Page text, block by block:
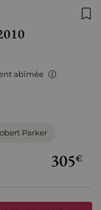
abîmée
Parker
305€